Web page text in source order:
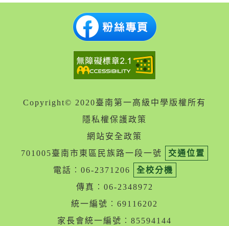
Copyright© 2020臺南第一高級中學版權所有
隱私權保護政策
網站安全政策
701005臺南市東區民族路一段一號
交通位置
電話︰06-2371206
全校分機
傳真︰06-2348972
統一編號︰69116202
家長會統一編號︰85594144